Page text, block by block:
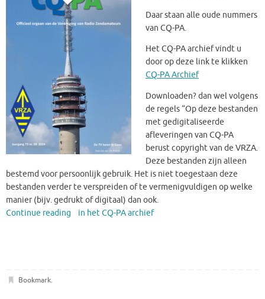
Daar staan alle oude nummers
van CQ-PA.
Het CQ-PA archief vindt u
door op deze link te klikken
CQ-PA Archief
Downloaden? dan wel volgens
de regels “Op deze bestanden
met gedigitaliseerde
afleveringen van CQ-PA
berust copyright van de VRZA.
Deze bestanden zijn alleen
bestemd voor persoonlijk gebruik. Het is niet toegestaan deze
bestanden verder te verspreiden of te vermenigvuldigen op welke
manier (bijv. gedrukt of digitaal) dan ook.
Continue reading in het CQ-PA archief
Bookmark.